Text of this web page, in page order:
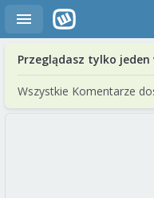
Przeglądasz tylko
Wszystkie Komentarze